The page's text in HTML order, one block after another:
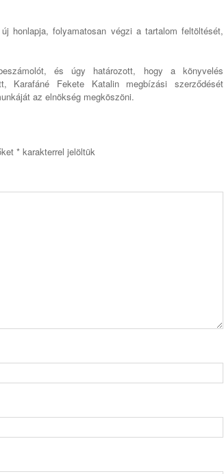
honlapja, folyamatosan végzi a tartalom feltöltését,
és úgy határozott, hogy a könyvelés
Karafáné Fekete Katalin megbízási szerződését
az elnökség megköszöni.
* karakterrel jelöltük